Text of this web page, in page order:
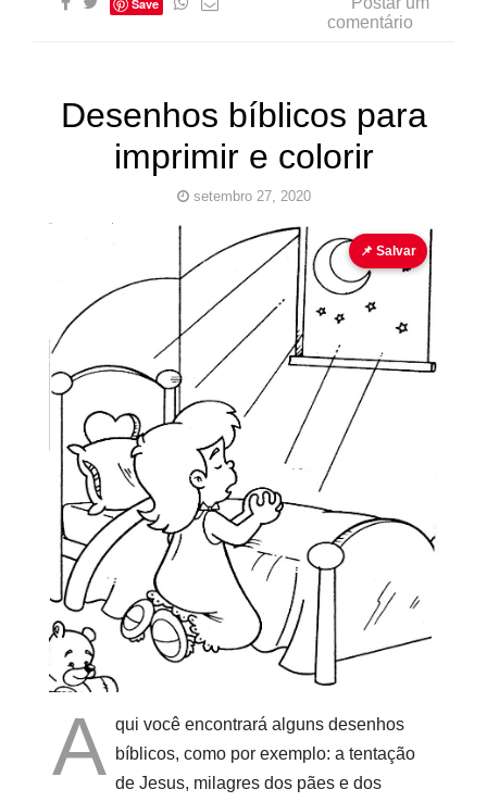
Save
comentário
Desenhos bíblicos para
imprimir e colorir
setembro 27, 2020
Desenho EBD Jerusalém Jesus
para
Pinturas
📌 Salvar
A qui você encontrará alguns desenhos
bíblicos, como por exemplo: a tentação
de Jesus, milagres dos pães e dos